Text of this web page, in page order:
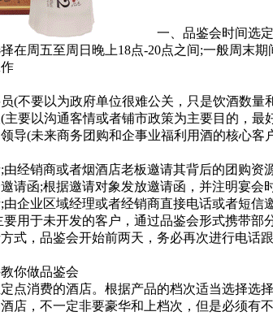
一、品鉴会时间选定
周五至周日晚上18点-20点之间;一般周末期
要以为政府单位很难公关，只是饮酒数量
以沟通客情或者铺市政策为主要目的，最
(未来商务团购和企事业福利用酒的核心客
销商或者烟酒店老板邀请其背后的团购资
;根据邀请对象发放邀请函，并注明宴会时
业区域经理或者经销商直接电话或者短信邀
于未开发的客户，通过品鉴会形式携带部
，品鉴会开始前两天，务必再次进行电话跟
你做品鉴会
消费的酒店。根据产品的档次适当选择选
店，不一定非要豪华和上档次，但是必须有